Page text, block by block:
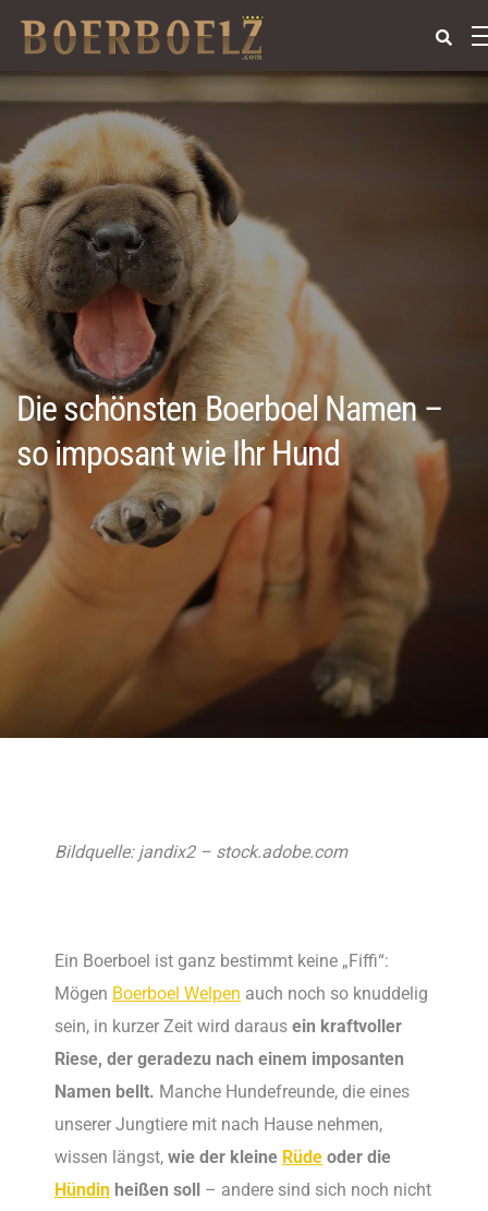
Die schönsten Boerboel Namen –
so imposant wie Ihr Hund
Bildquelle: jandix2 – stock.adobe.com
Ein Boerboel ist ganz bestimmt keine „Fiffi“:
Mögen Boerboel Welpen auch noch so knuddelig
sein, in kurzer Zeit wird daraus ein kraftvoller
Riese, der geradezu nach einem imposanten
Namen bellt. Manche Hundefreunde, die eines
unserer Jungtiere mit nach Hause nehmen,
wissen längst, wie der kleine Rüde oder die
Hündin heißen soll – andere sind sich noch nicht